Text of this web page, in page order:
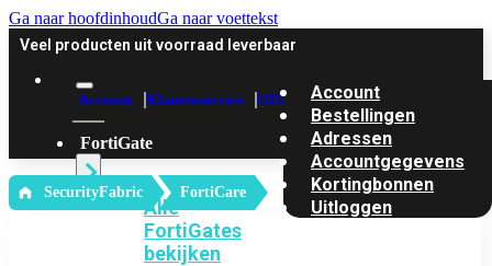
Ga naar hoofdinhoudGa naar voettekst
Veel producten uit voorraad leverbaar
Account Klantenservice Offerte
FortiGate
Alle
FortiGates
bekijken
Account
Bestellingen
Adressen
Accountgegevens
Kortingbonnen
Uitloggen
‎ SecurityFabric FortiCare